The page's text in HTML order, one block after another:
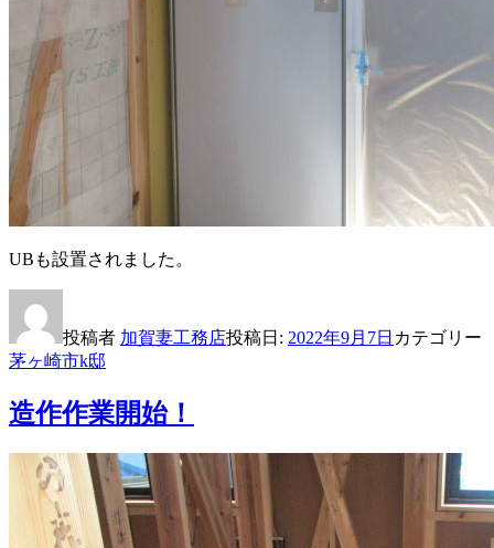
UBも設置されました。
投稿者 加賀妻工務店投稿日: 2022年9月7日 カテゴリー
茅ヶ崎市k邸
造作作業開始！